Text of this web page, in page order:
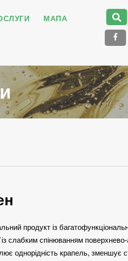
МАПА
продукт із
слабким спінюванням
однорідність крапель, зменшує